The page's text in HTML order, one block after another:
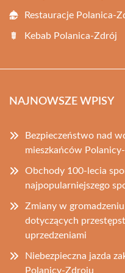
Restauracje Polanica-
Kebab Polanica-Zdrój
NAJNOWSZE WPISY
Bezpieczeństwo nad
mieszkańców
Obchody 100-lecia
najpopularniejszego
Zmiany w
dotyczących
uprzedzeniami
Niebezpieczna jazda
Polanicy-Zdroju